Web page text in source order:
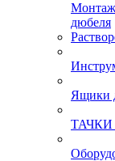
дюбеля
Ящики